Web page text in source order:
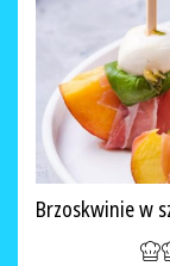
Brzoskwinie w